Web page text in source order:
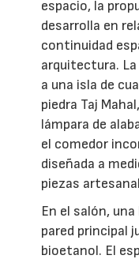
espacio, la
desarrolla en
continuidad
arquitectura.
a una isla de
piedra Taj
lámpara de
el comedor
diseñada a
piezas
En el salón,
pared principal
bioetanol. El